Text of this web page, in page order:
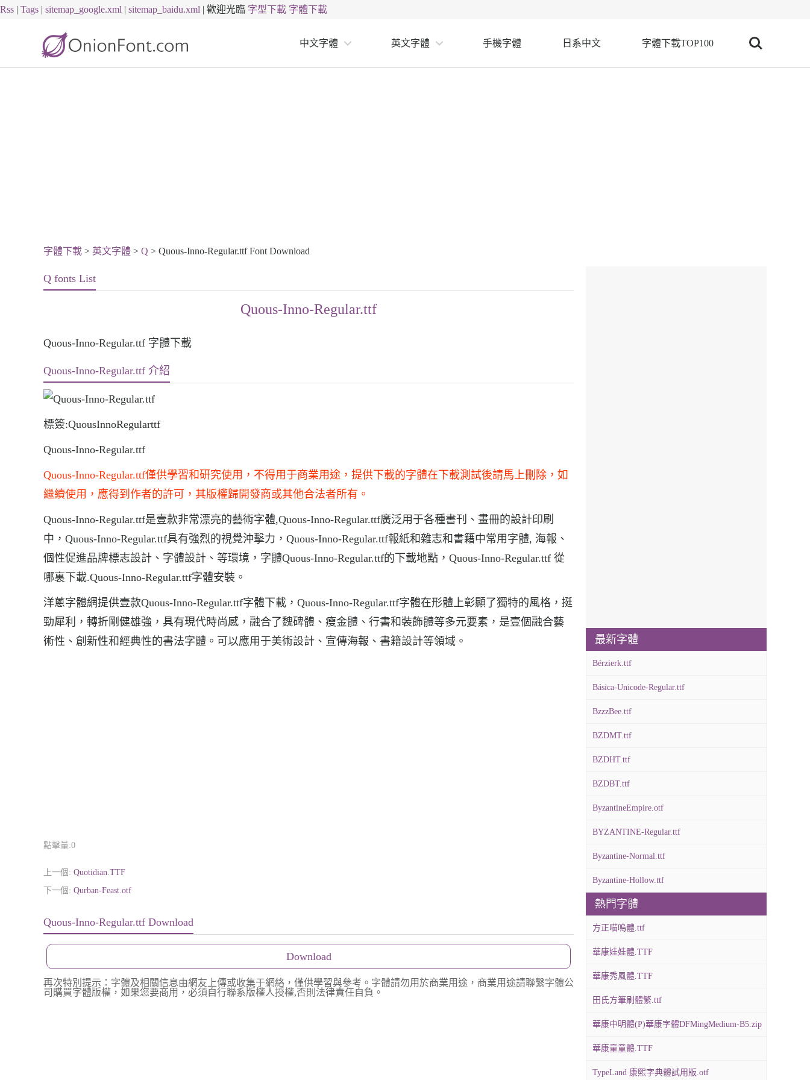
Rss | Tags | sitemap_google.xml | sitemap_baidu.xml | 歡迎光臨 字型下載 字體下載
中文字體 英文字體 手機字體 日系中文 字體下載TOP100
字體下載 > 英文字體 > Q > Quous-Inno-Regular.ttf Font Download
Q fonts List
Quous-Inno-Regular.ttf
Quous-Inno-Regular.ttf 字體下載
Quous-Inno-Regular.ttf 介紹
標簽:QuousInnoRegularttf
Quous-Inno-Regular.ttf
Quous-Inno-Regular.ttf僅供學習和研究使用，不得用于商業用途，提供下載的字體在下載測試後請馬上刪除，如
繼續使用，應得到作者的許可，其版權歸開發商或其他合法者所有。
Quous-Inno-Regular.ttf是壹款非常漂亮的藝術字體,Quous-Inno-Regular.ttf廣泛用于各種書刊、畫冊的設計印刷
中，Quous-Inno-Regular.ttf具有強烈的視覺沖擊力，Quous-Inno-Regular.ttf報紙和雜志和書籍中常用字體, 海報、
個性促進品牌標志設計、字體設計、等環境，字體Quous-Inno-Regular.ttf的下載地點，Quous-Inno-Regular.ttf 從
哪裏下載.Quous-Inno-Regular.ttf字體安裝。
洋蔥字體網提供壹款Quous-Inno-Regular.ttf字體下載，Quous-Inno-Regular.ttf字體在形體上彰顯了獨特的風格，挺
勁犀利，轉折剛健雄強，具有現代時尚感，融合了魏碑體、瘦金體、行書和裝飾體等多元要素，是壹個融合藝
術性、創新性和經典性的書法字體。可以應用于美術設計、宣傳海報、書籍設計等領域。
點擊量:0
上一個: Quotidian.TTF
下一個: Qurban-Feast.otf
Quous-Inno-Regular.ttf Download
Download
再次特別提示：字體及相關信息由網友上傳或收集于網絡，僅供學習與參考。字體請勿用於商業用途，商業用途請聯繫字體公
司購買字體版權，如果您要商用，必須自行聯系版權人授權,否則法律責任自負。
最新字體
Bérzierk.ttf
Básica-Unicode-Regular.ttf
BzzzBee.ttf
BZDMT.ttf
BZDHT.ttf
BZDBT.ttf
ByzantineEmpire.otf
BYZANTINE-Regular.ttf
Byzantine-Normal.ttf
Byzantine-Hollow.ttf
熱門字體
方正喵嗚體.ttf
華康娃娃體.TTF
華康秀風體.TTF
田氏方筆刷體繁.ttf
華康中明體(P)華康字體DFMingMedium-B5.zip
華康童童體.TTF
TypeLand 康熙字典體試用版.otf